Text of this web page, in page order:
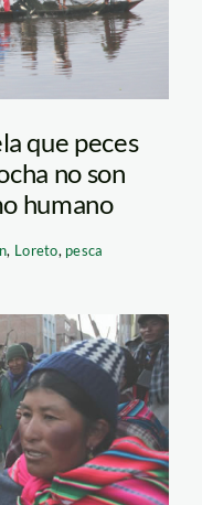
que peces
no son
humano
, Loreto, pesca